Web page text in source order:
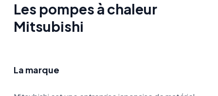
Les pompes à chaleur
Mitsubishi
La marque